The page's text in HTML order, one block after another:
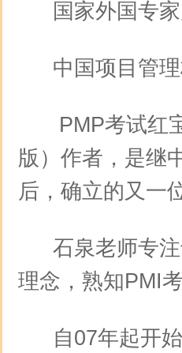
国家外国专
中国项目管
PMP考试红
版）作者，是继
后，确立的又一
石泉老师专
理念，熟知PMI
自07年起开